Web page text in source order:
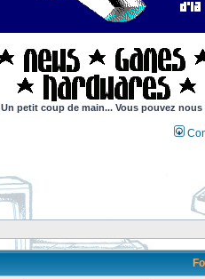
Un petit coup de main... Vous pouvez